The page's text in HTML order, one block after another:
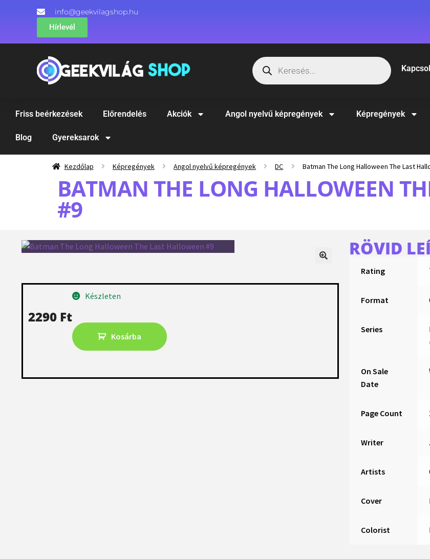
info@geekvilagshop.hu
Hírlevél
Friss beérkezések Előrendelés Akciók Angol nyelvű képregények Képregények
Blog Gyereksarok
Kezdőlap Képregények Angol nyelvű képregények DC Batman The Long Halloween The Last
BATMAN THE LONG HALLOWEEN
#9
2290 Ft
Készleten
Kosárba
RÖVID
Rating
Format
Series
On Sale
Date
Page Count
Writer
Artists
Cover
Colorist